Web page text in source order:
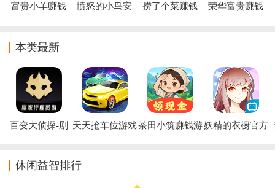
富贵小羊赚钱
愤怒的小鸟安
捞了个菜赚钱
荣华富贵赚钱
本类最新
百变大侦探-剧
天天抢车位游戏茶田小筑赚钱游妖精的衣橱官方
休闲益智排行